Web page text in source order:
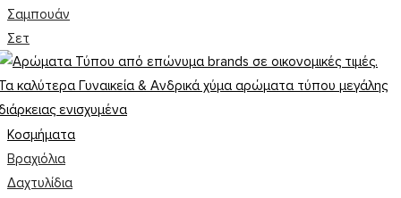
Σαμπουάν
Σετ
Κοσμήματα
Βραχιόλια
Δαχτυλίδια